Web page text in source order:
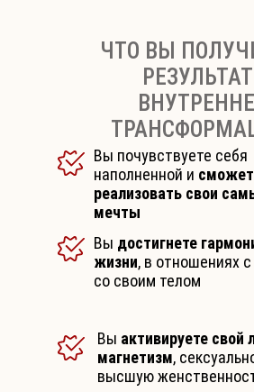
ЧТО ВЫ
Вы почувствуете себя
наполненной и
реализовать свои
мечты
Вы достигнете
жизни, в отношениях
со своим телом
Вы активируете свой
магнетизм,
высшую